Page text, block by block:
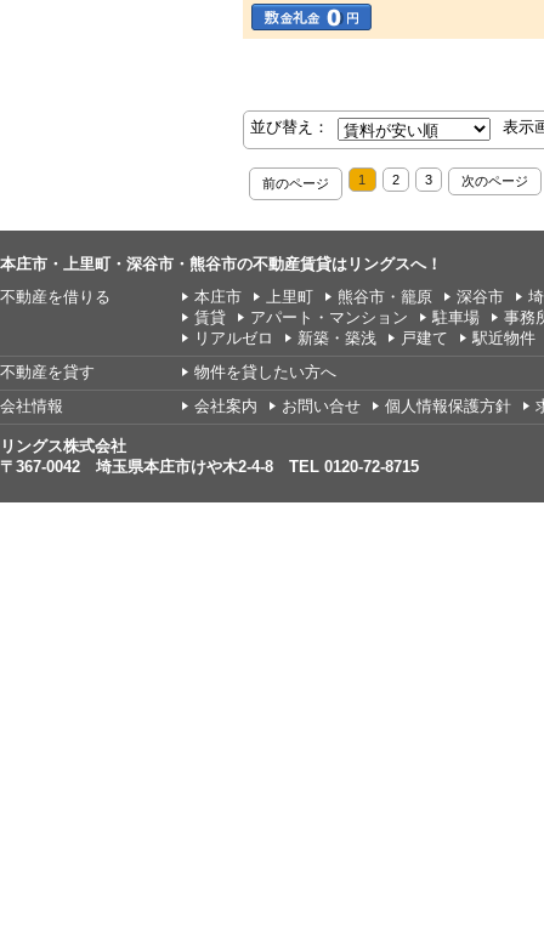
並び替え： 表示
前のページ 1 2 3 次のページ
本庄市・上里町・深谷市・熊谷市の不動産賃貸はリングスへ！
不動産を借りる
本庄市 上里町 熊谷市・籠原 深谷市
賃貸
アパート・マンション 駐車場
事務
リアルゼロ
新築・築浅 戸建て
駅近物件
不動産を貸す
物件を貸したい方へ
会社情報
会社案内 お問い合せ 個人情報保護方針
リングス株式会社
〒367-0042 埼玉県本庄市けや木2-4-8 TEL 0120-72-8715